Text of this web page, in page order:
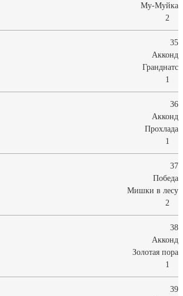
Му-Муйка
2
35
Акконд
Гранднатс
1
36
Акконд
Прохлада
1
37
Победа
Мишки в лесу
2
38
Акконд
Золотая пора
1
39